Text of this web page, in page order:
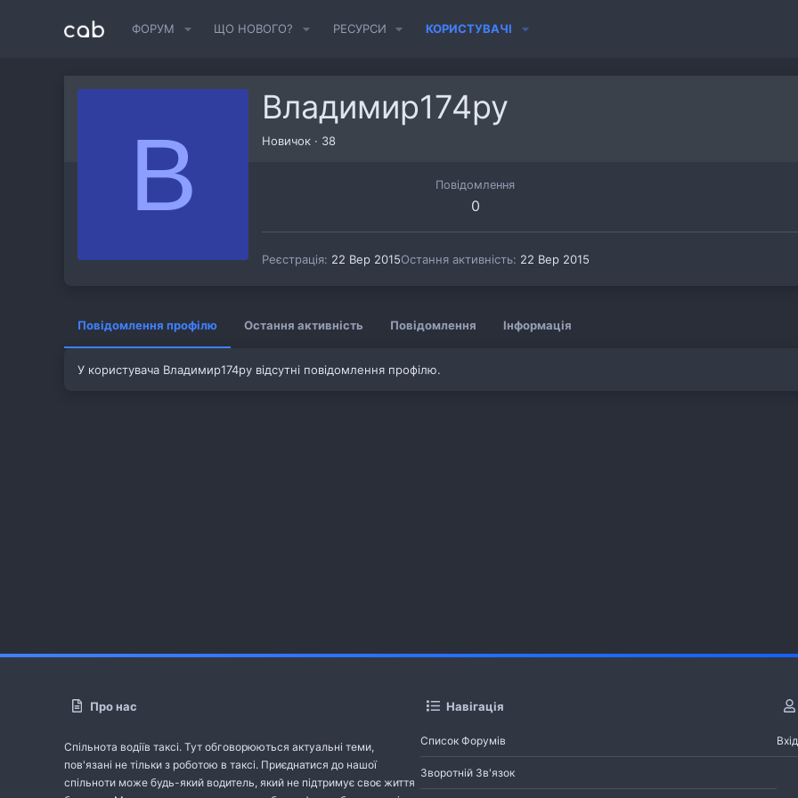
ФОРУМ ЩО НОВОГО? РЕСУРСИ КОРИСТУВАЧІ
В
Владимир174ру
Новичок · 38
Повідомлення
0
Реєстрація 22 Вер 2015Остання активність 22 Вер 2015
Повідомлення профілю Остання активність Повідомлення Інформація
У користувача Владимир174ру відсутні повідомлення профілю.
Про нас
Спільнота водіїв таксі. Тут обговорюються актуальні теми,
пов'язані не тільки з роботою в таксі. Приєднатися до нашої
спільноти може будь-який водитель, який не підтримує своє життя
Навігація
Список Форумів
Зворотній Зв'язок
Вхід